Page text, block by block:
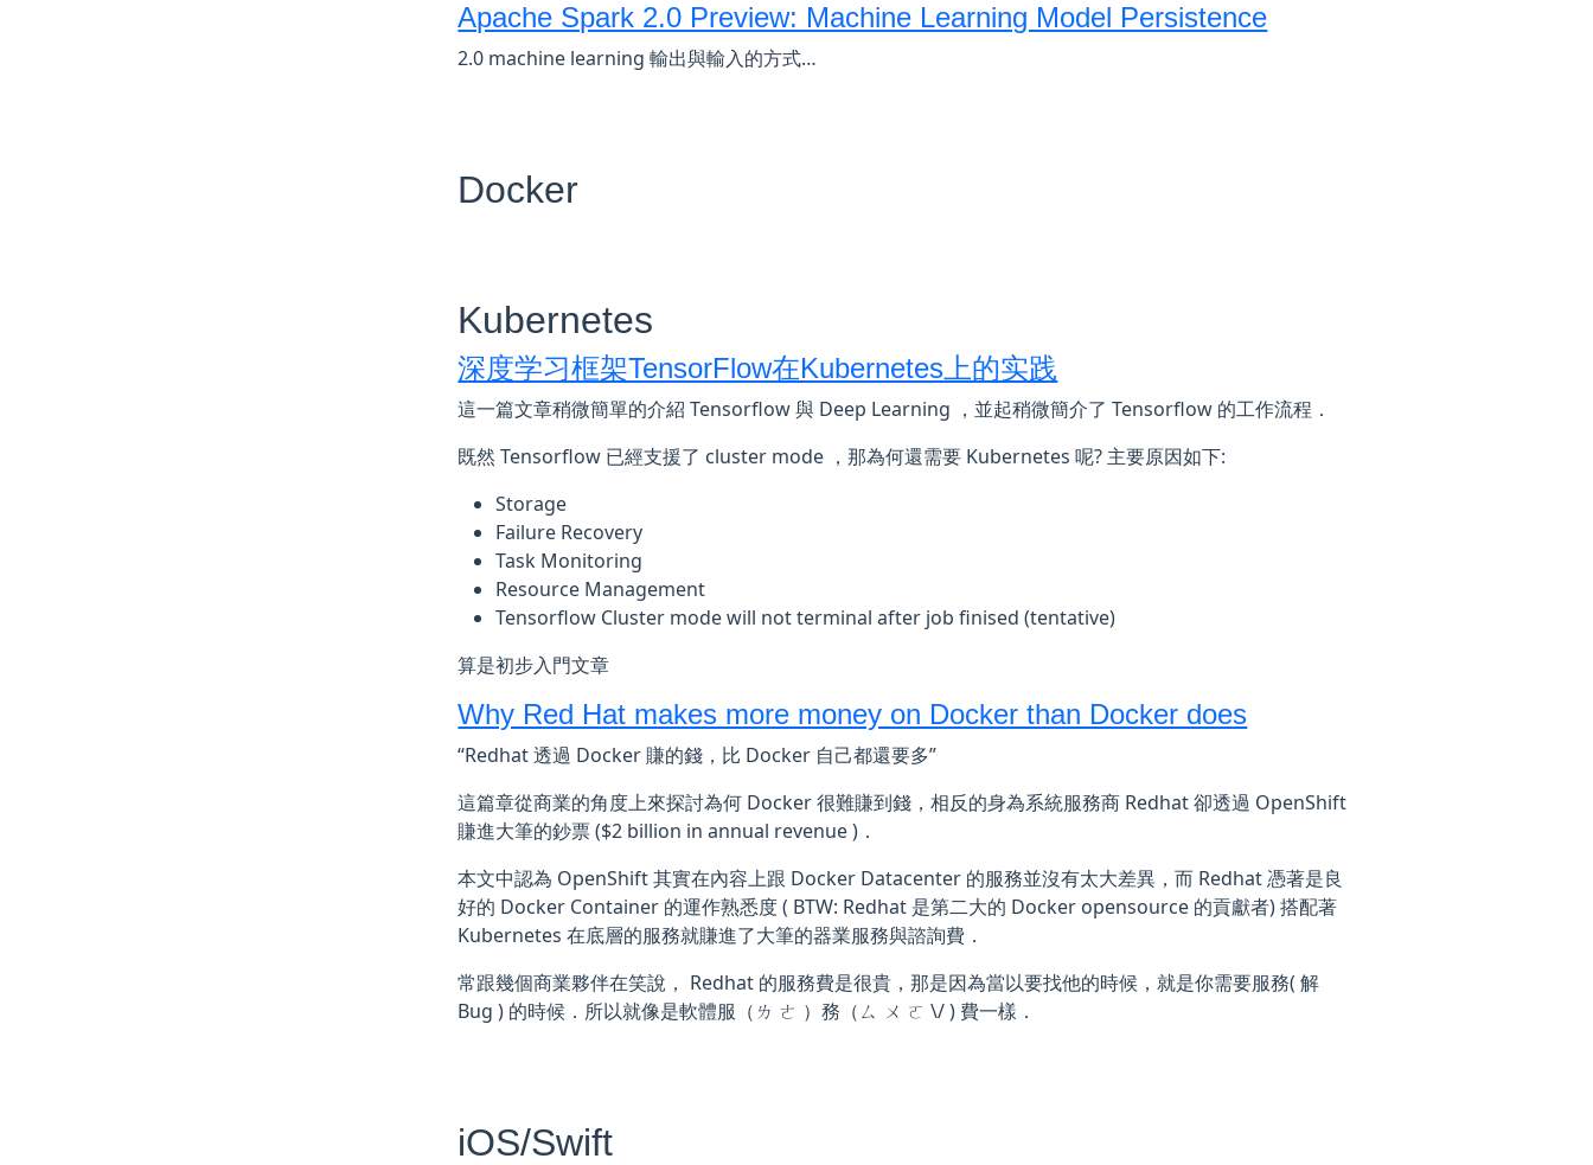
Apache Spark 2.0 Preview: Machine Learning Model Persistence
2.0 machine learning 輸出與輸入的方式…
Docker
Kubernetes
深度学习框架TensorFlow在Kubernetes上的实践
這一篇文章稍微簡單的介紹 Tensorflow 與 Deep Learning ，並起稍微簡介了 Tensorflow 的工作流程．
既然 Tensorflow 已經支援了 cluster mode ，那為何還需要 Kubernetes 呢? 主要原因如下:
Storage
Failure Recovery
Task Monitoring
Resource Management
Tensorflow Cluster mode will not terminal after job finised (tentative)
算是初步入門文章
Why Red Hat makes more money on Docker than Docker does
“Redhat 透過 Docker 賺的錢，比 Docker 自己都還要多”
這篇章從商業的角度上來探討為何 Docker 很難賺到錢，相反的身為系統服務商 Redhat 卻透過 OpenShift
賺進大筆的鈔票 ($2 billion in annual revenue )．
本文中認為 OpenShift 其實在內容上跟 Docker Datacenter 的服務並沒有太大差異，而 Redhat 憑著是良
好的 Docker Container 的運作熟悉度 ( BTW: Redhat 是第二大的 Docker opensource 的貢獻者) 搭配著
Kubernetes 在底層的服務就賺進了大筆的器業服務與諮詢費．
常跟幾個商業夥伴在笑說， Redhat 的服務費是很貴，那是因為當以要找他的時候，就是你需要服務( 解
Bug ) 的時候．所以就像是軟體服（ㄌ ㄜ ）務（ㄙ ㄨ ㄛ \/ ) 費一樣．
iOS/Swift